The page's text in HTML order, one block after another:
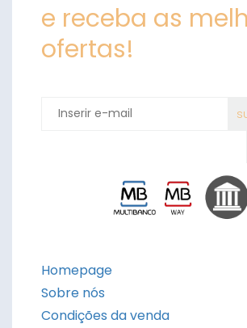
e receba as
ofertas!
Homepage
Sobre nós
Condições da venda